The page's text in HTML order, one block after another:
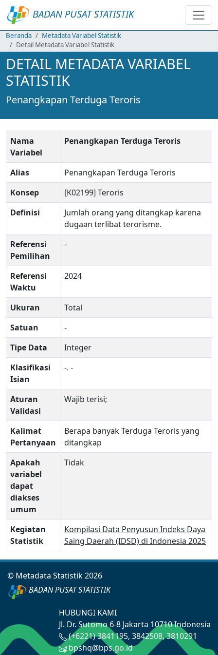
BADAN PUSAT STATISTIK
Beranda
Metadata Variabel Statistik
Detail Metadata Variabel Statistik
DETAIL METADATA VARIABEL
STATISTIK
Penangkapan Terduga Teroris
Nama
Variabel
Penangkapan Terduga Teroris
Alias
Penangkapan Terduga Teroris
Konsep
[K02199] Teroris
Definisi
Jumlah orang yang ditangkap karena
dugaan terlibat terorisme.
Referensi
Pemilihan
-
Referensi
Waktu
2024
Ukuran
Total
Satuan
-
Tipe Data
Integer
Klasifikasi
Isian
-. -
Aturan
Validasi
Wajib terisi;
Kalimat
Pertanyaan
Berapa banyak Terduga Teroris yang
ditangkap
Apakah
variabel
dapat
diakses
umum
Tidak
Kegiatan
Statistik
Kompilasi Data Penyusun Indeks Daya
Saing Daerah (IDSD) di Indonesia 2025
© Metadata Statistik 2026
BADAN PUSAT STATISTIK
HUBUNGI KAMI
Jl. Dr. Sutomo 6-8 Jakarta 10710 Indonesia
(+6221) 3841195, 3842508, 3810291
bpshq@bps.go.id